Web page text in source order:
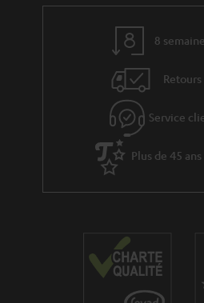
8
Retours
Service
Plus de 45